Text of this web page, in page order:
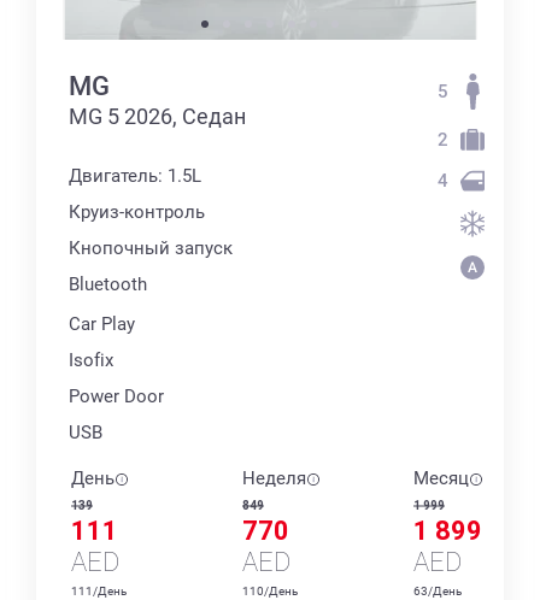
MG
MG 5 2026, Седан
Двигатель: 1.5L
Круиз-контроль
Кнопочный запуск
Bluetooth
Car Play
Isofix
Power Door
USB
5
2
4
День
139
111
AED
111/День
Неделя
849
770
AED
110/День
Месяц
1 999
1 899
AED
63/День